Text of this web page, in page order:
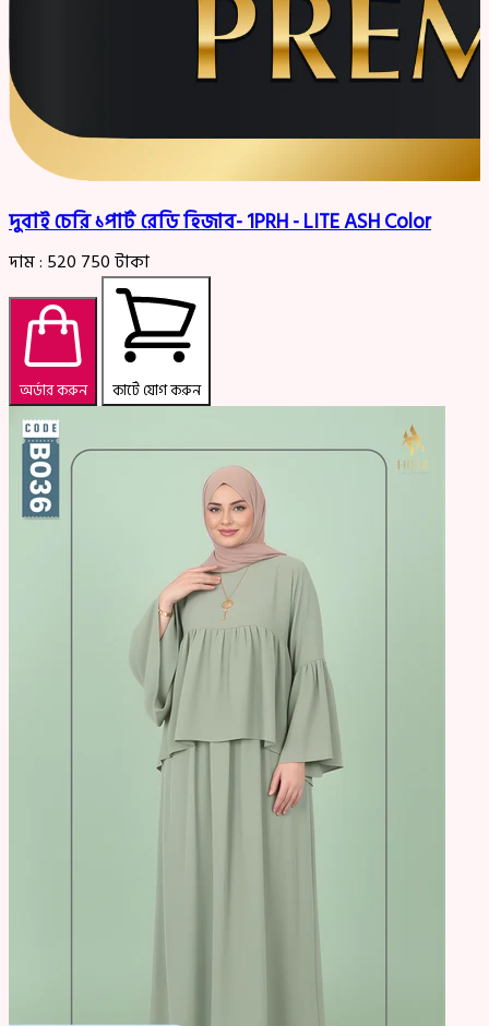
দুবাই চেরি ১পার্ট রেডি হিজাব- 1PRH - LITE ASH Color
দাম : 520 750টাকা
অর্ডার করুন কার্টে যোগ করুন